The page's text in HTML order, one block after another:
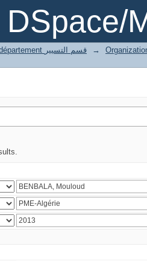
DSpace/
3 Gestion département قسم التسيير
→